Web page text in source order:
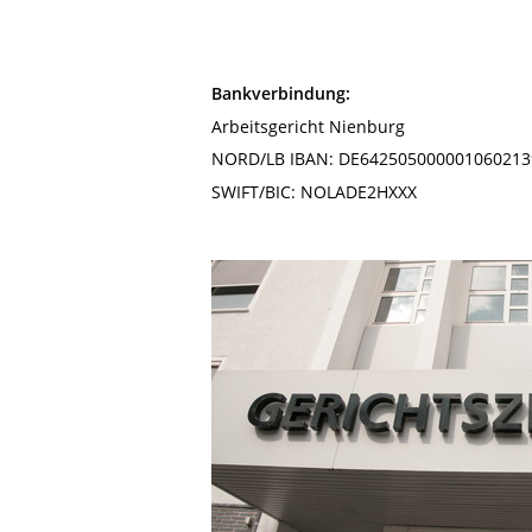
Bankverbindung:
Arbeitsgericht Nienburg
NORD/LB IBAN:
SWIFT/BIC: NOLADE2HXXX